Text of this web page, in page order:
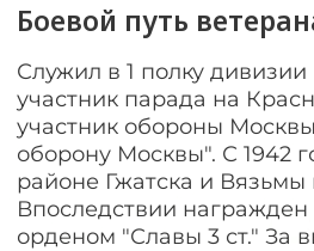
Боевой путь
Служил в 1 полку
участник парада на
участник обороны
оборону Москвы". С 1942
районе Гжатска и
Впоследствии
орденом "Славы 3 ст." За